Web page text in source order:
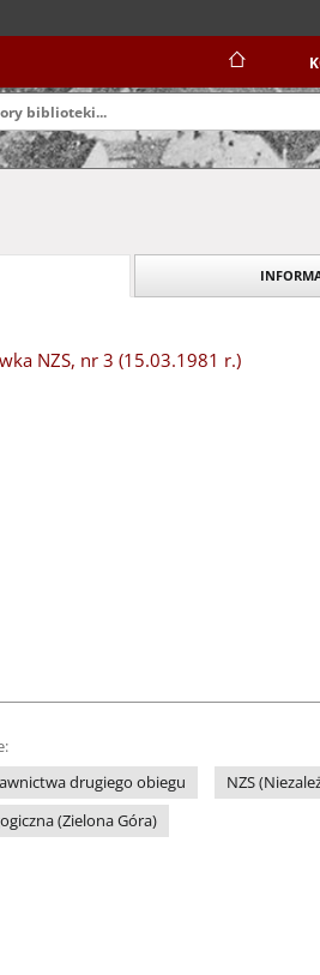
NZS, nr 3 (15.03.1981 r.)
drugiego obiegu NZS
(Zielona Góra)